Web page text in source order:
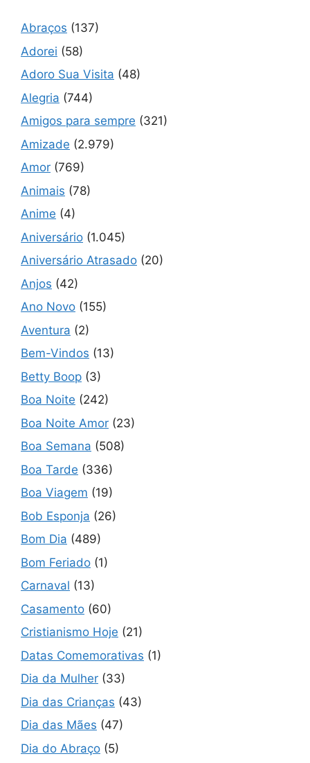
Abraços (137)
Adorei (58)
Adoro Sua Visita (48)
Alegria (744)
Amigos para sempre (321)
Amizade (2.979)
Amor (769)
Animais (78)
Anime (4)
Aniversário (1.045)
Aniversário Atrasado (20)
Anjos (42)
Ano Novo (155)
Aventura (2)
Bem-Vindos (13)
Betty Boop (3)
Boa Noite (242)
Boa Noite Amor (23)
Boa Semana (508)
Boa Tarde (336)
Boa Viagem (19)
Bob Esponja (26)
Bom Dia (489)
Bom Feriado (1)
Carnaval (13)
Casamento (60)
Cristianismo Hoje (21)
Datas Comemorativas (1)
Dia da Mulher (33)
Dia das Crianças (43)
Dia das Mães (47)
Dia do Abraço (5)